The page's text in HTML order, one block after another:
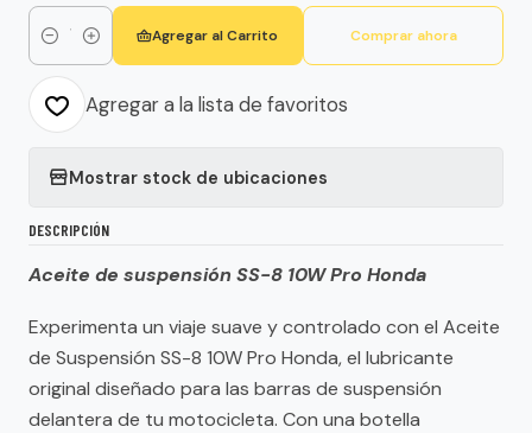
Cantidad
Agregar al Carrito Comprar ahora
Agregar a la lista de favoritos
Mostrar stock de ubicaciones
DESCRIPCIÓN
Aceite de suspensión SS-8 10W Pro Honda
Experimenta un viaje suave y controlado con el Aceite
de Suspensión SS-8 10W Pro Honda, el lubricante
original diseñado para las barras de suspensión
delantera de tu motocicleta. Con una botella